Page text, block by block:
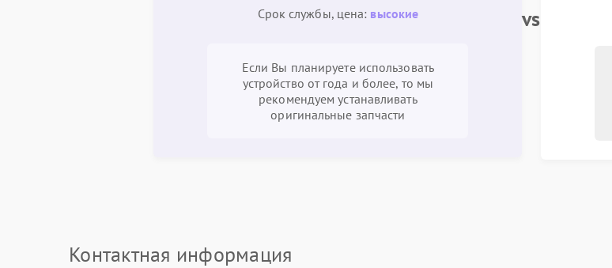
Срок службы, цена: высокие
Если Вы планируете использовать
устройство от года и более, то мы
рекомендуем устанавливать
оригинальные запчасти
vs
Контактная информация